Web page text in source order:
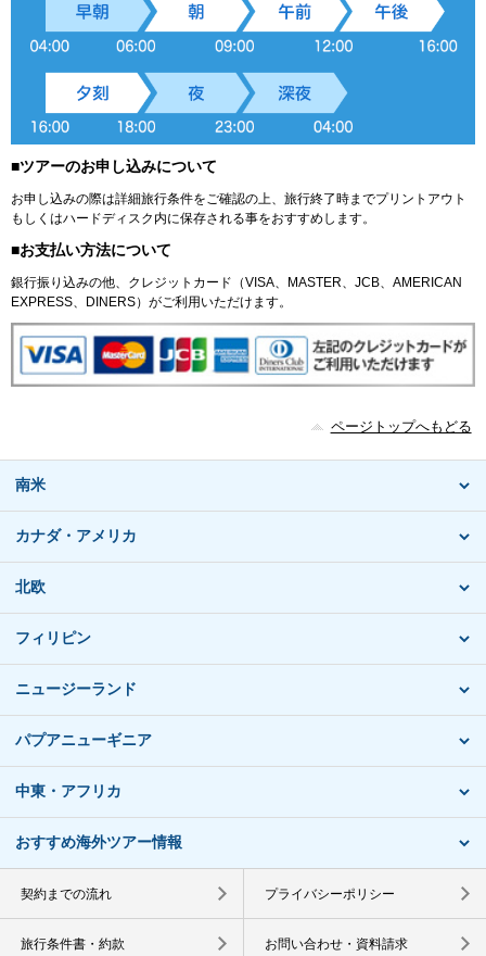
■ツアーのお申し込みについて
お申し込みの際は詳細旅行条件をご確認の上、旅行終了時までプリントアウト
もしくはハードディスク内に保存される事をおすすめします。
■お支払い方法について
銀行振り込みの他、クレジットカード（VISA、MASTER、JCB、AMERICAN
EXPRESS、DINERS）がご利用いただけます。
ページトップへもどる
南米
カナダ・アメリカ
北欧
フィリピン
ニュージーランド
パプアニューギニア
中東・アフリカ
おすすめ海外ツアー情報
契約までの流れ プライバシーポリシー
旅行条件書・約款 お問い合わせ・資料請求